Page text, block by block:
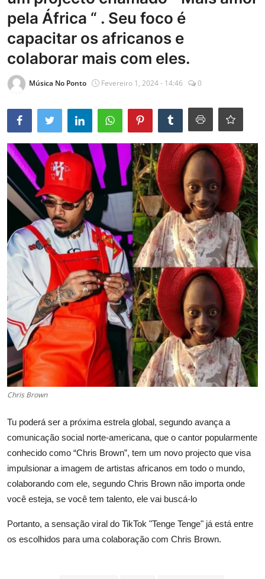
Entrevistas
Mundo
pela África “ . Seu foco é
capacitar os africanos e
colaborar mais com eles.
Música No Ponto Fevereiro 1, 2024 - 14:46 0
Chris Brown
Tu poderá ser a próxima estrela global, segundo avança a
comunicação social norte-americana, que o cantor popularmente
conhecido como “Chris Brown”, tem um novo projecto que visa
impulsionar a imagem de artistas africanos em todo o mundo,
colaborando com ele, segundo Chris Brown não importa onde
você esteja, se você tem talento, ele vai buscá-lo
Portanto, a sensação viral do TikTok "Tenge Tenge" já está entre
os escolhidos para uma colaboração com Chris Brown.